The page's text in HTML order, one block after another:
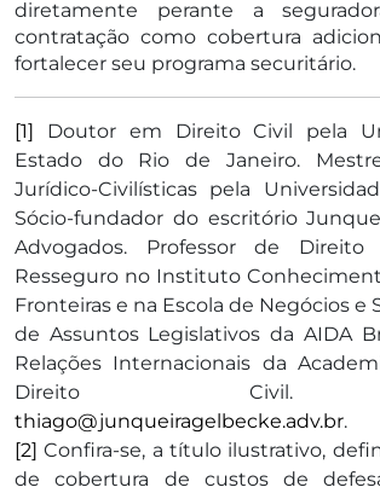
diretamente perante a
contratação como cobertura
fortalecer seu programa securitário.
[1] Doutor em Direito Civil pela
Estado do Rio de Janeiro.
Jurídico-Civilísticas pela
Sócio-fundador do escritório
Advogados. Professor de
Resseguro no Instituto
Fronteiras e na Escola de Negócios e
de Assuntos Legislativos da AIDA
Relações Internacionais da
Direito Civil.
thiago@junqueiragelbecke.adv.br.
[2] Confira-se, a título ilustrativo,
de cobertura de custos de